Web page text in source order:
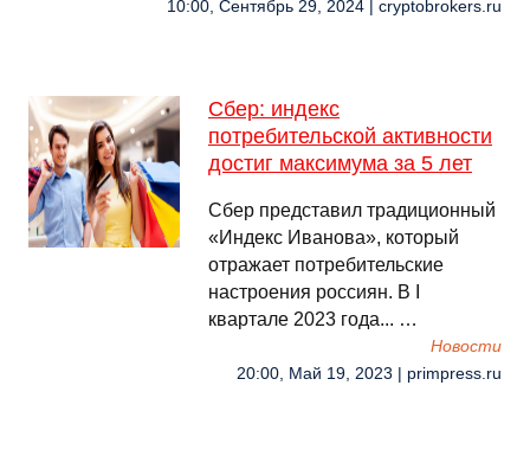
10:00, Сентябрь 29, 2024 | cryptobrokers.ru
Сбер: индекс
потребительской активности
достиг максимума за 5 лет
Сбер представил традиционный
«Индекс Иванова», который
отражает потребительские
настроения россиян. В I
квартале 2023 года... …
Новости
20:00, Май 19, 2023 | primpress.ru